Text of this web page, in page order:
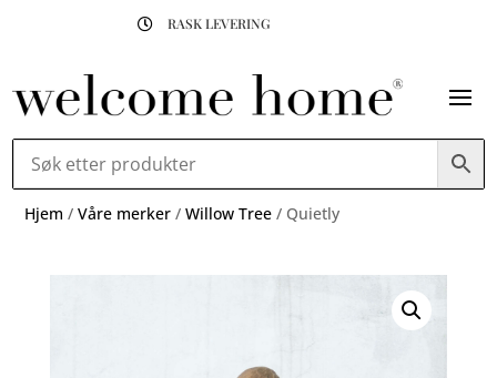
 RASK LEVERING
Hjem /Våre merker /Willow Tree / Quietly